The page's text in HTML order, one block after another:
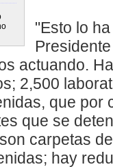
"Esto lo
actuando.
2,500
que por
que se
carpetas
hay